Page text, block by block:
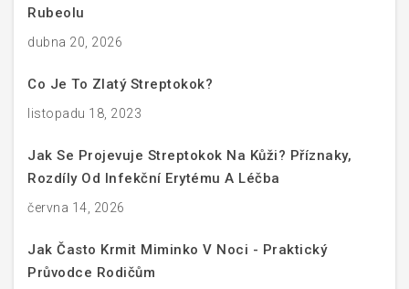
Rubeolu
dubna 20, 2026
Co Je To Zlatý Streptokok?
listopadu 18, 2023
Jak Se Projevuje Streptokok Na Kůži? Příznaky,
Rozdíly Od Infekční Erytému A Léčba
června 14, 2026
Jak Často Krmit Miminko V Noci - Praktický
Průvodce Rodičům